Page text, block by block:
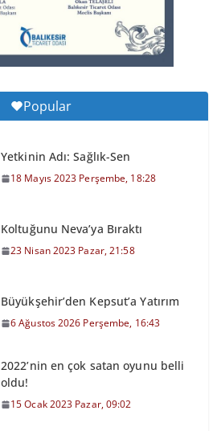
6 Ağustos 2026 Perşembe, 16:43
Popular
Yetkinin Adı: Sağlık-Sen
18 Mayıs 2023 Perşembe, 18:28
Koltuğunu Neva’ya Bıraktı
23 Nisan 2023 Pazar, 21:58
Büyükşehir’den Kepsut’a Yatırım
6 Ağustos 2026 Perşembe, 16:43
2022’nin en çok satan oyunu belli
oldu!
15 Ocak 2023 Pazar, 09:02